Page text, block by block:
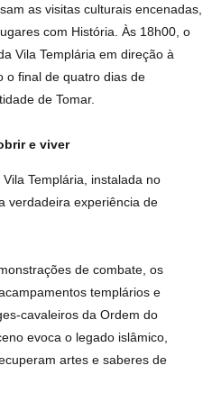
as visitas culturais encenadas,
com História. Às 18h00, o
Vila Templária em direção à
o final de quatro dias de
de Tomar.
e viver
Templária, instalada no
verdadeira experiência de
de combate, os
templários e
cavaleiros da Ordem do
evoca o legado islâmico,
artes e saberes de